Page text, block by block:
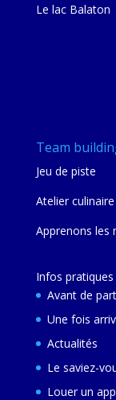
Le lac Balaton
Team
Jeu de piste
Atelier culinaire
Apprenons les
Infos pratiques
Avant de
Une fois
Actualités
Le saviez-
Louer un